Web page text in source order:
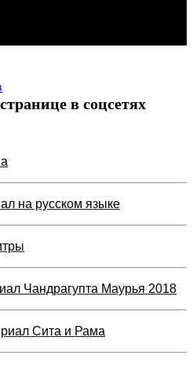
в соцсетях
на русском языке
Чандрагупта Маурья 2018
Сита и Рама